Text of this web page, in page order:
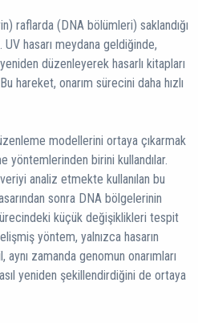
raflarda (DNA bölümleri) saklandığı
hasarı meydana geldiğinde,
düzenleyerek hasarlı kitapları
hareket, onarım sürecini daha hızlı
modellerini ortaya çıkarmak
birini kullandılar.
analiz etmekte kullanılan bu
sonra DNA bölgelerinin
küçük değişiklikleri tespit
yöntem, yalnızca hasarın
zamanda genomun onarımları
yeniden şekillendirdiğini de ortaya